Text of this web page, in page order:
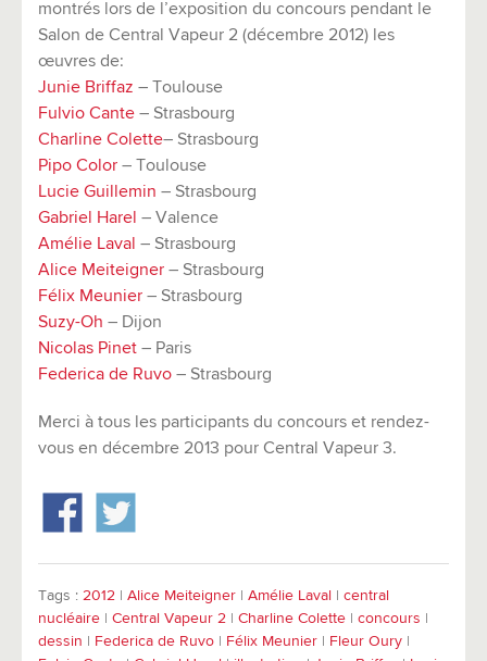
montrés lors de l’exposition du concours pendant le
Salon de Central Vapeur 2 (décembre 2012) les
œuvres de:
Junie Briffaz – Toulouse
Fulvio Cante – Strasbourg
Charline Colette– Strasbourg
Pipo Color – Toulouse
Lucie Guillemin – Strasbourg
Gabriel Harel – Valence
Amélie Laval – Strasbourg
Alice Meiteigner – Strasbourg
Félix Meunier – Strasbourg
Suzy-Oh – Dijon
Nicolas Pinet – Paris
Federica de Ruvo – Strasbourg
Merci à tous les participants du concours et rendez-
vous en décembre 2013 pour Central Vapeur 3.
Tags : 2012 | Alice Meiteigner | Amélie Laval | central
nucléaire | Central Vapeur 2 | Charline Colette | concours |
dessin | Federica de Ruvo | Félix Meunier | Fleur Oury |